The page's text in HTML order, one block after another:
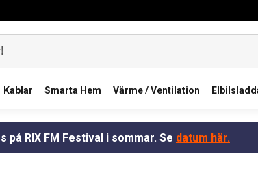
Kablar Smarta Hem Värme / Ventilation
på RIX FM Festival i sommar. Se datum här.